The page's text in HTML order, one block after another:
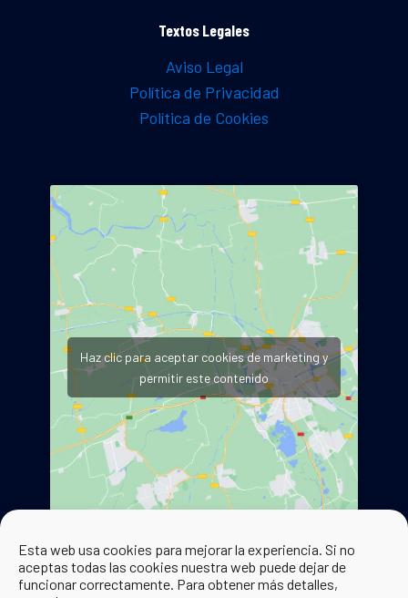
Esta web usa cookies para mejorar la experiencia. Si no
aceptas todas las cookies nuestra web puede dejar de
funcionar correctamente. Para obtener más detalles,
Textos Legales
Aviso Legal
Política de Privacidad
Política de Cookies
Haz clic para aceptar cookies de marketing y
permitir este contenido